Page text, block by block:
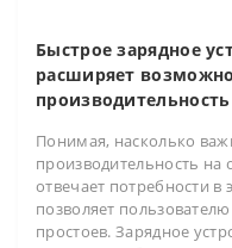
Быстрое зарядное
расширяет
Понимая, насколько
производительность на
отвечает потребности в
позволяет
простоев. Зарядное